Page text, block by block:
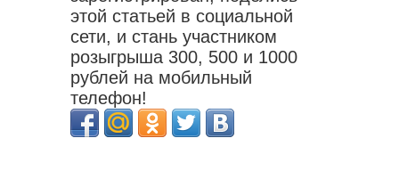
этой статьей в социальной
сети, и стань участником
розыгрыша 300, 500 и 1000
рублей на мобильный
телефон!